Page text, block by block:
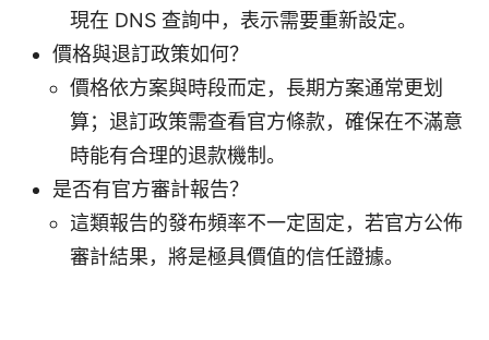
現在 DNS 查詢中，表示需要重新設定。
價格與退訂政策如何？
價格依方案與時段而定，長期方案通常更划
算；退訂政策需查看官方條款，確保在不滿意
時能有合理的退款機制。
是否有官方審計報告？
這類報告的發布頻率不一定固定，若官方公佈
審計結果，將是極具價值的信任證據。